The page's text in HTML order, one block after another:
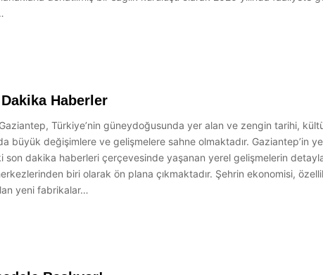
Haberler
Türkiye’nin güneydoğusunda yer alan ve zengin tarihi,
büyük değişimlere ve gelişmelere sahne olmaktadır. Gaziantep’in
dakika haberleri çerçevesinde yaşanan yerel gelişmelerin
biri olarak ön plana çıkmaktadır. Şehrin ekonomisi,
yeni fabrikalar…